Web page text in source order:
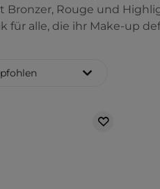
Bronzer, Rouge und
für alle, die ihr Make-up